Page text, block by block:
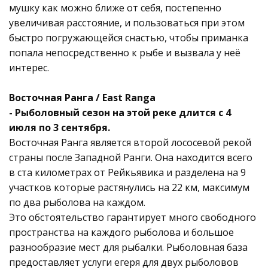
мушку как можно ближе от себя, постепенно
увеличивая расстояние, и пользоваться при этом
быстро погружающейся снастью, чтобы приманка
попала непосредственно к рыбе и вызвала у неё
интерес.
Восточная Ранга / East Ranga
- Рыболовный сезон на этой реке длится с 4
июля по 3 сентября.
Восточная Ранга является второй лососевой рекой
страны после Западной Ранги. Она находится всего
в ста километрах от Рейкьявика и разделена на 9
участков которые растянулись на 22 км, максимум
по два рыболова на каждом.
Это обстоятельство гарантирует много свободного
пространства на каждого рыболова и большое
разнообразие мест для рыбалки. Рыболовная база
предоставляет услуги егеря для двух рыболовов